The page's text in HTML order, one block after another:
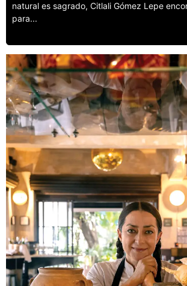
natural es sagrado, Citlali Gómez Lepe
para...